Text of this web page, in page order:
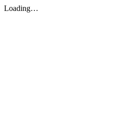
Loading…